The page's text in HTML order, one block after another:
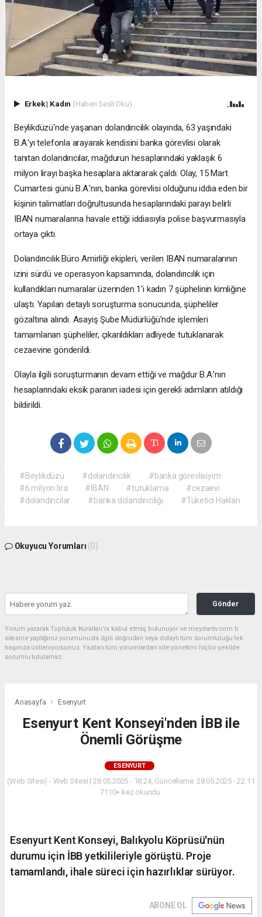
Erkek| Kadın (Haberi Sesli Oku)
Beylikdüzü'nde yaşanan dolandırıcılık olayında, 63 yaşındaki
B.A.'yı telefonla arayarak kendisini banka görevlisi olarak
tanıtan dolandırıcılar, mağdurun hesaplarındaki yaklaşık 6
milyon lirayı başka hesaplara aktararak çaldı. Olay, 15 Mart
Cumartesi günü B.A.'nın, banka görevlisi olduğunu iddia eden bir
kişinin talimatları doğrultusunda hesaplarındaki parayı belirli
IBAN numaralarına havale ettiği iddiasıyla polise başvurmasıyla
ortaya çıktı.
Dolandırıcılık Büro Amirliği ekipleri, verilen IBAN numaralarının
izini sürdü ve operasyon kapsamında, dolandırıcılık için
kullandıkları numaralar üzerinden 1'i kadın 7 şüphelinin kimliğine
ulaştı. Yapılan detaylı soruşturma sonucunda, şüpheliler
gözaltına alındı. Asayiş Şube Müdürlüğü’nde işlemleri
tamamlanan şüpheliler, çıkarıldıkları adliyede tutuklanarak
cezaevine gönderildi.
Olayla ilgili soruşturmanın devam ettiği ve mağdur B.A.'nın
hesaplarındaki eksik paranın iadesi için gerekli adımların atıldığı
bildirildi.
#Beylikdüzü #dolandırıcılık
#banka görevlisiyim
#6 milyon lira
#IBAN #tutuklama
#cezaevi
#dolandırıcılar
#banka dolandırıcılığı #Tüketici Hakları
Okuyucu Yorumları (0)
Gönder
Yorum yazarak Topluluk Kuralları’nı kabul etmiş bulunuyor ve meydantv.com.tr
sitesine yaptığınız yorumunuzla ilgili doğrudan veya dolaylı tüm sorumluluğu tek
başınıza üstleniyorsunuz. Yazılan tüm yorumlardan site yönetimi hiçbir şekilde
sorumlu tutulamaz.
Anasayfa Esenyurt
Esenyurt Kent Konseyi'nden İBB ile
Önemli Görüşme
ESENYURT
(Web Sitesi) - Web Sitesi | 28.05.2025 - 18:24, Güncelleme: 28.05.2025 - 22:11
7110+ kez okundu.
Esenyurt Kent Konseyi, Balıkyolu Köprüsü'nün
durumu için İBB yetkilileriyle görüştü. Proje
tamamlandı, ihale süreci için hazırlıklar sürüyor.
ABONE OL